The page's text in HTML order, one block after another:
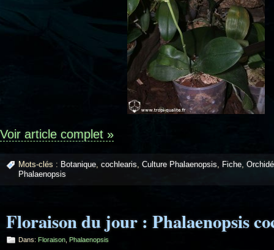
Voir article complet »
Mots-clés : Botanique cochlearis Culture Phalaenopsis Fiche
Phalaenopsis
Floraison du jour : Phalaenopsis
Dans: Floraison Phalaenopsis